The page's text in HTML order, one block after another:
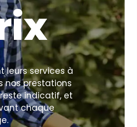
services à
nos prestations
indicatif, et
chaque